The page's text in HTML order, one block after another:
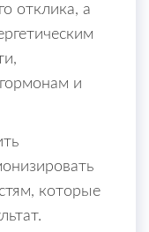
отклика, а
и
которые